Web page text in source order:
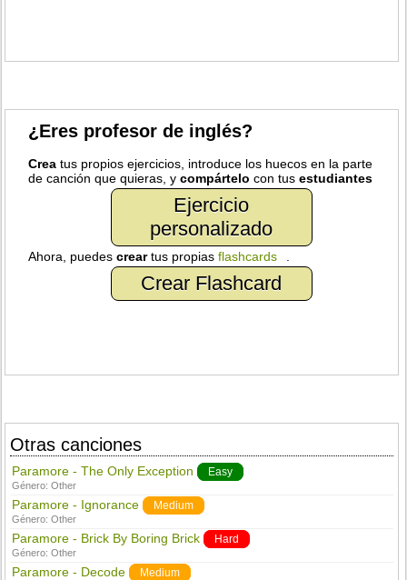
¿Eres profesor de inglés?
Crea tus propios ejercicios, introduce los huecos en la parte
de canción que quieras, ycompártelo con tusestudiantes
Ejercicio
personalizado
Ahora, puedescreartus propiasflashcards
Crear Flashcard
Otras canciones
Paramore - The Only Exception Easy
Género:Other
Paramore - Ignorance Medium
Género:Other
Paramore - Brick By Boring Brick Hard
Género:Other
Paramore - Decode Medium